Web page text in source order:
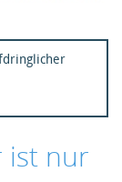
ist nur